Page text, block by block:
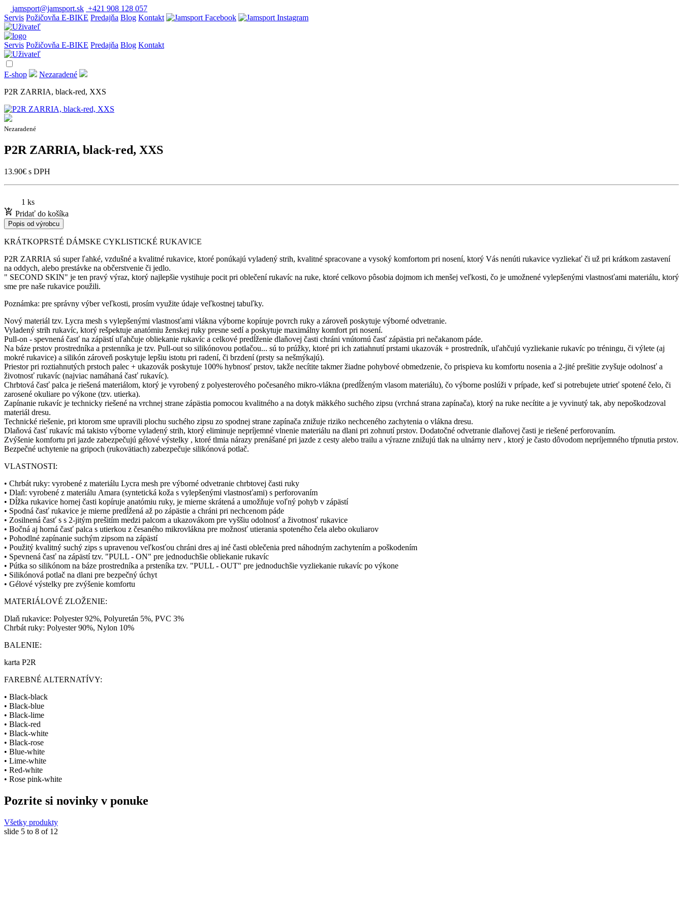
jamsport@jamsport.sk +421 908 128 057
Servis Požičovňa E-BIKE Predajňa Blog Kontakt
Servis Požičovňa E-BIKE Predajňa Blog Kontakt
E-shop
Nezaradené
P2R ZARRIA, black-red, XXS
Nezaradené
P2R ZARRIA, black-red, XXS
13.90€ s DPH
1 ks
Pridať do košíka
Popis od výrobcu
KRÁTKOPRSTÉ DÁMSKE CYKLISTICKÉ RUKAVICE
P2R ZARRIA sú super ľahké, vzdušné a kvalitné rukavice, ktoré ponúkajú vyladený strih, kvalitné spracovane a vysoký komfortom pri nosení, ktorý Vás nenúti rukavice vyzliekať či už pri krátkom zastavení
na oddych, alebo prestávke na občerstvenie či jedlo.
" SECOND SKIN" je ten pravý výraz, ktorý najlepšie vystihuje pocit pri oblečení rukavíc na ruke, ktoré celkovo pôsobia dojmom ich menšej veľkosti, čo je umožnené vylepšenými vlastnosťami materiálu, ktorý
sme pre naše rukavice použili.
Poznámka: pre správny výber veľkosti, prosím využite údaje veľkostnej tabuľky.
Nový materiál tzv. Lycra mesh s vylepšenými vlastnosťami vlákna výborne kopíruje povrch ruky a zároveň poskytuje výborné odvetranie.
Vyladený strih rukavíc, ktorý rešpektuje anatómiu ženskej ruky presne sedí a poskytuje maximálny komfort pri nosení.
Pull-on - spevnená časť na zápästí uľahčuje obliekanie rukavíc a celkové predĺženie dlaňovej časti chráni vnútornú časť zápästia pri nečakanom páde.
Na báze prstov prostredníka a prstenníka je tzv. Pull-out so silikónovou potlačou... sú to prúžky, ktoré pri ich zatiahnutí prstami ukazovák + prostredník, uľahčujú vyzliekanie rukavíc po tréningu, či výlete (aj
mokré rukavice) a silikón zároveň poskytuje lepšiu istotu pri radení, či brzdení (prsty sa nešmýkajú).
Priestor pri roztiahnutých prstoch palec + ukazovák poskytuje 100% hybnosť prstov, takže necítite takmer žiadne pohybové obmedzenie, čo prispieva ku komfortu nosenia a 2-jité prešitie zvyšuje odolnosť a
životnosť rukavíc (najviac namáhaná časť rukavíc).
Chrbtová časť palca je riešená materiálom, ktorý je vyrobený z polyesterového počesaného mikro-vlákna (predĺženým vlasom materiálu), čo výborne poslúži v prípade, keď si potrebujete utrieť spotené čelo, či
zarosené okuliare po výkone (tzv. utierka).
Zapínanie rukavíc je technicky riešené na vrchnej strane zápästia pomocou kvalitného a na dotyk mäkkého suchého zipsu (vrchná strana zapínača), ktorý na ruke necítite a je vyvinutý tak, aby nepoškodzoval
materiál dresu.
Technické riešenie, pri ktorom sme upravili plochu suchého zipsu zo spodnej strane zapínača znižuje riziko nechceného zachytenia o vlákna dresu.
Dlaňová časť rukavíc má takisto výborne vyladený strih, ktorý eliminuje nepríjemné vlnenie materiálu na dlani pri zohnutí prstov. Dodatočné odvetranie dlaňovej časti je riešené perforovaním.
Zvýšenie komfortu pri jazde zabezpečujú gélové výstelky , ktoré tlmia nárazy prenášané pri jazde z cesty alebo trailu a výrazne znižujú tlak na ulnárny nerv , ktorý je často dôvodom nepríjemného tŕpnutia prstov.
Bezpečné uchytenie na gripoch (rukovätiach) zabezpečuje silikónová potlač.
VLASTNOSTI:
• Chrbát ruky: vyrobené z materiálu Lycra mesh pre výborné odvetranie chrbtovej časti ruky
• Dlaň: vyrobené z materiálu Amara (syntetická koža s vylepšenými vlastnosťami) s perforovaním
• Dĺžka rukavice hornej časti kopíruje anatómiu ruky, je mierne skrátená a umožňuje voľný pohyb v zápästí
• Spodná časť rukavice je mierne predĺžená až po zápästie a chráni pri nechcenom páde
• Zosilnená časť s s 2-jitým prešitím medzi palcom a ukazovákom pre vyššiu odolnosť a životnosť rukavice
• Bočná aj horná časť palca s utierkou z česaného mikrovlákna pre možnosť utierania spoteného čela alebo okuliarov
• Pohodlné zapínanie suchým zipsom na zápästí
• Použitý kvalitný suchý zips s upravenou veľkosťou chráni dres aj iné časti oblečenia pred náhodným zachytením a poškodením
• Spevnená časť na zápästí tzv. "PULL - ON" pre jednoduchšie obliekanie rukavíc
• Pútka so silikónom na báze prostredníka a prsteníka tzv. "PULL - OUT" pre jednoduchšie vyzliekanie rukavíc po výkone
• Silikónová potlač na dlani pre bezpečný úchyt
• Gélové výstelky pre zvýšenie komfortu
MATERIÁLOVÉ ZLOŽENIE:
Dlaň rukavice: Polyester 92%, Polyuretán 5%, PVC 3%
Chrbát ruky: Polyester 90%, Nylon 10%
BALENIE:
karta P2R
FAREBNÉ ALTERNATÍVY:
• Black-black
• Black-blue
• Black-lime
• Black-red
• Black-white
• Black-rose
• Blue-white
• Lime-white
• Red-white
• Rose pink-white
Pozrite si novinky v ponuke
Všetky produkty
slide 5 to 8 of 12